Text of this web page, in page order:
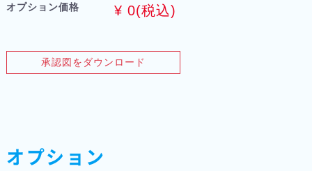
オプション価格 ¥ 0(税込)
承認図をダウンロード
オプション